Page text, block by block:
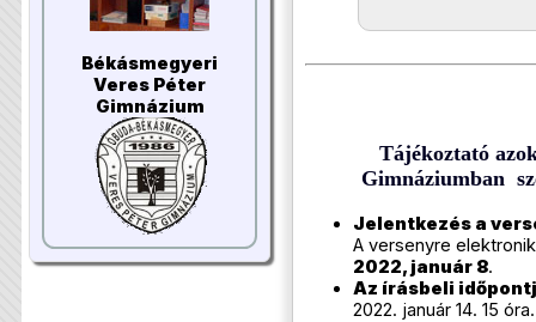
Békásmegyeri
Veres Péter
Gimnázium
Tájékoztató
Gimnáziumban
Jelentkezés a
A versenyre
2022, január 8.
Az írásbeli
2022. január 14. 15 óra.